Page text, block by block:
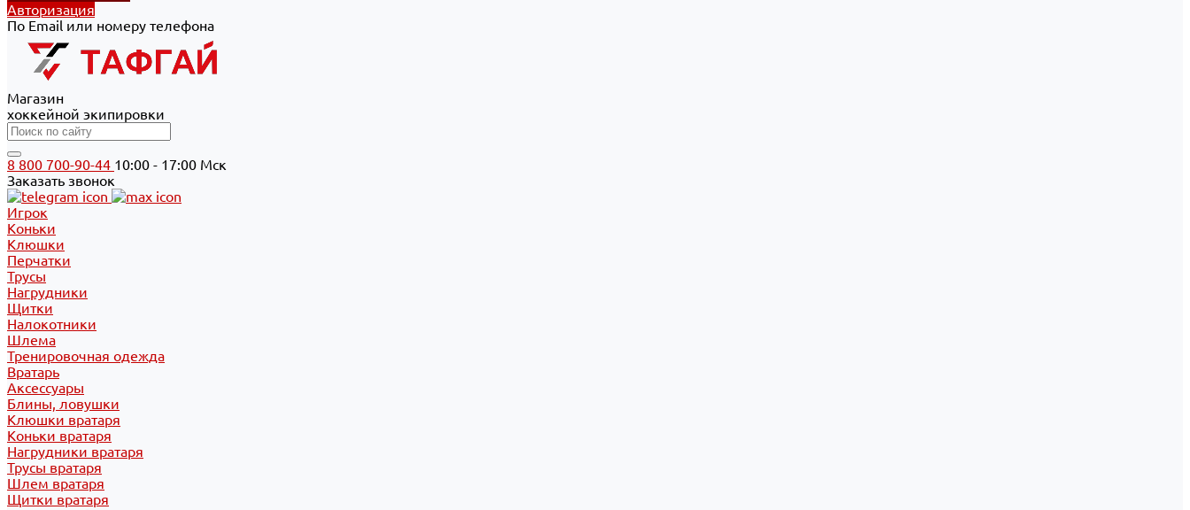
Авторизация
По Email или номеру телефона
Магазин
хоккейной экипировки
8 800 700-90-44 10:00 - 17:00 Мск
Заказать звонок
Игрок
Коньки
Клюшки
Перчатки
Трусы
Нагрудники
Щитки
Налокотники
Шлема
Тренировочная одежда
Вратарь
Аксессуары
Блины, ловушки
Клюшки вратаря
Коньки вратаря
Нагрудники вратаря
Трусы вратаря
Шлем вратаря
Щитки вратаря